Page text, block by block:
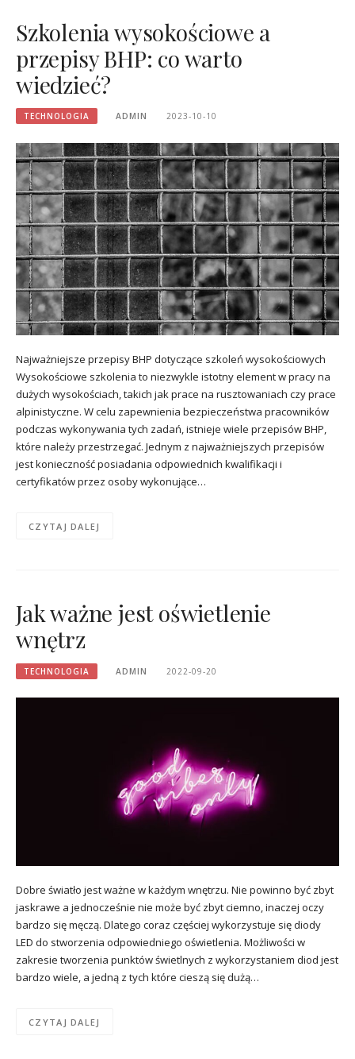
Szkolenia wysokościowe a
przepisy BHP: co warto
wiedzieć?
TECHNOLOGIA ADMIN 2023-10-10
Najważniejsze przepisy BHP dotyczące szkoleń wysokościowych
Wysokościowe szkolenia to niezwykle istotny element w pracy na
dużych wysokościach, takich jak prace na rusztowaniach czy prace
alpinistyczne. W celu zapewnienia bezpieczeństwa pracowników
podczas wykonywania tych zadań, istnieje wiele przepisów BHP,
które należy przestrzegać. Jednym z najważniejszych przepisów
jest konieczność posiadania odpowiednich kwalifikacji i
certyfikatów przez osoby wykonujące…
CZYTAJ DALEJ
Jak ważne jest oświetlenie
wnętrz
TECHNOLOGIA ADMIN 2022-09-20
Dobre światło jest ważne w każdym wnętrzu. Nie powinno być zbyt
jaskrawe a jednocześnie nie może być zbyt ciemno, inaczej oczy
bardzo się męczą. Dlatego coraz częściej wykorzystuje się diody
LED do stworzenia odpowiedniego oświetlenia. Możliwości w
zakresie tworzenia punktów świetlnych z wykorzystaniem diod jest
bardzo wiele, a jedną z tych które cieszą się dużą…
CZYTAJ DALEJ